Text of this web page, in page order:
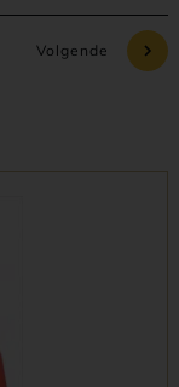
Volgende